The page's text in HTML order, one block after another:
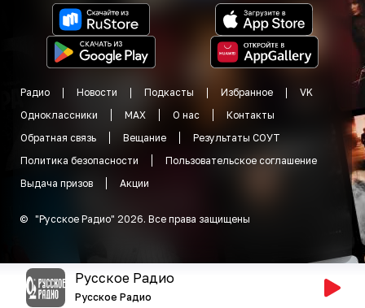
Радио Новости Подкасты Избранное
VK
Одноклассники
MAX О нас
Контакты
Обратная связь
Вещание
Результаты СОУТ
Политика безопасности
Пользовательское соглашение
Выдача призов
Акции
© "Русское Радио" 2026. Все права защищены
Русское Радио
Русское Радио